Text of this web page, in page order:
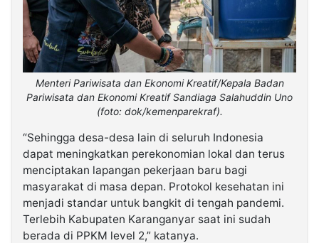
Menteri Pariwisata dan Ekonomi Kreatif/Kepala Badan
Pariwisata dan Ekonomi Kreatif Sandiaga Salahuddin Uno
(foto: dok/kemenparekraf).
“Sehingga desa-desa lain di seluruh Indonesia
dapat meningkatkan perekonomian lokal dan terus
menciptakan lapangan pekerjaan baru bagi
masyarakat di masa depan. Protokol kesehatan ini
menjadi standar untuk bangkit di tengah pandemi.
Terlebih Kabupaten Karanganyar saat ini sudah
berada di PPKM level 2,” katanya.